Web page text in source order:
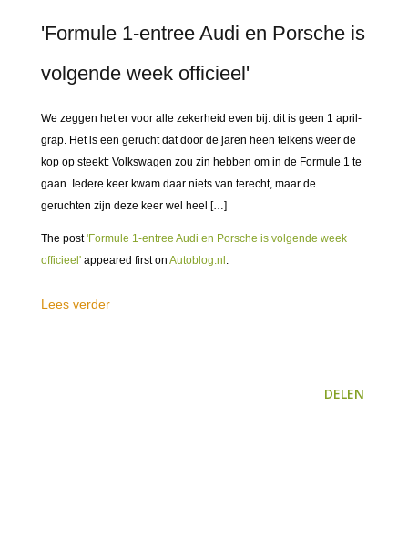
'Formule 1-entree Audi en Porsche is
volgende week officieel'
We zeggen het er voor alle zekerheid even bij: dit is geen 1 april-
grap. Het is een gerucht dat door de jaren heen telkens weer de
kop op steekt: Volkswagen zou zin hebben om in de Formule 1 te
gaan. Iedere keer kwam daar niets van terecht, maar de
geruchten zijn deze keer wel heel […]
The post'Formule 1-entree Audi en Porsche is volgende week
officieel' appeared first on Autoblog.nl .
Lees verder
DELEN